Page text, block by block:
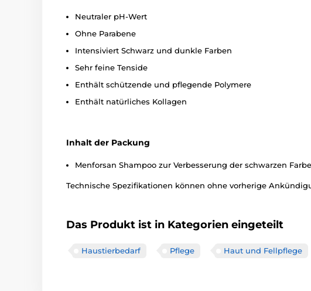
Neutraler pH-Wert
Ohne Parabene
Intensiviert Schwarz und dunkle Farben
Sehr feine Tenside
Enthält schützende und pflegende Polymere
Enthält natürliches Kollagen
Inhalt der Packung
Menforsan Shampoo zur Verbesserung der schwarzen
Technische Spezifikationen können ohne vorherige
Das Produkt ist in Kategorien eingeteilt
Haustierbedarf Pflege Haut und Fellpflege